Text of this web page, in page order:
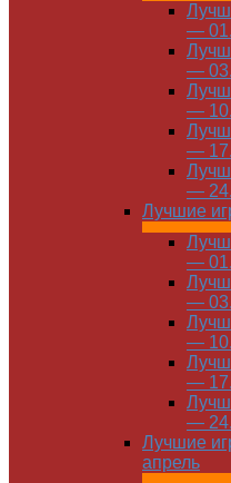
—
—
—
—
—
Лучшие
—
—
—
—
—
Лучшие
апрель